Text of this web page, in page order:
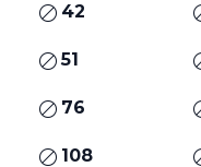
42
51
76
108